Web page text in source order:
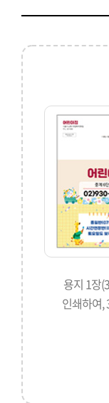
용지 1장
인쇄하여,